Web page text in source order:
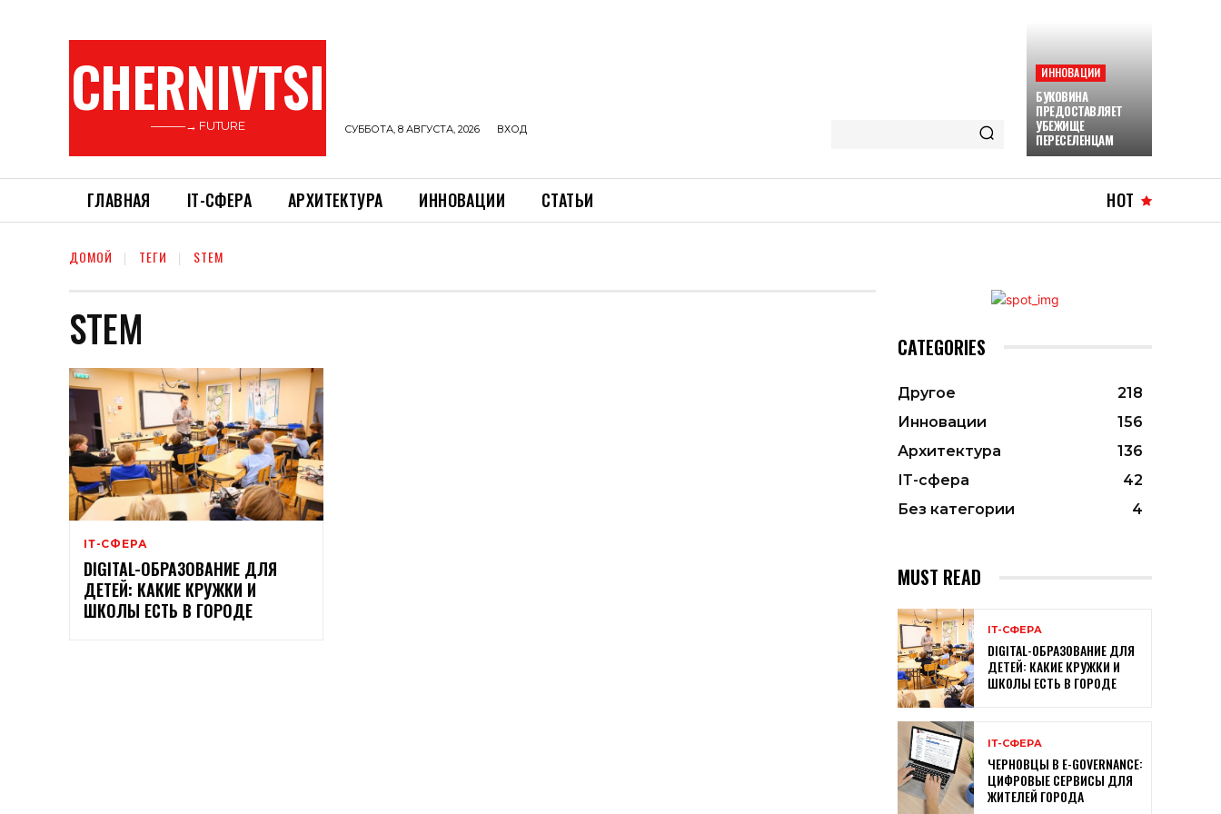
CHERNIVTSI
———→ FUTURE СУББОТА, 8 АВГУСТА, 2026 ВХОД
ИННОВАЦИИ
БУКОВИНА
ПРЕДОСТАВЛЯЕТ
УБЕЖИЩЕ
ПЕРЕСЕЛЕНЦАМ
ГЛАВНАЯ ІТ-СФЕРА АРХИТЕКТУРА ИННОВАЦИИ СТАТЬИ HOT
ДОМОЙ ТЕГИ STEM
STEM
ІТ-СФЕРА
DIGITAL-ОБРАЗОВАНИЕ ДЛЯ
ДЕТЕЙ: КАКИЕ КРУЖКИ И
ШКОЛЫ ЕСТЬ В ГОРОДЕ
CATEGORIES
Другое
218
Инновации
156
Архитектура
136
ІТ-сфера
42
Без категории
4
MUST READ
ІТ-СФЕРА
DIGITAL-ОБРАЗОВАНИЕ ДЛЯ
ДЕТЕЙ: КАКИЕ КРУЖКИ И
ШКОЛЫ ЕСТЬ В ГОРОДЕ
ІТ-СФЕРА
ЧЕРНОВЦЫ В E-GOVERNANCE:
ЦИФРОВЫЕ СЕРВИСЫ ДЛЯ
ЖИТЕЛЕЙ ГОРОДА